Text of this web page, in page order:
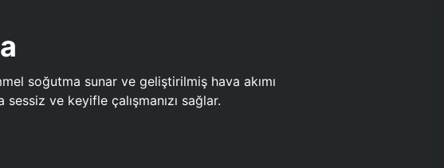
soğutma sunar ve geliştirilmiş hava akımı
ve keyifle çalışmanızı sağlar.